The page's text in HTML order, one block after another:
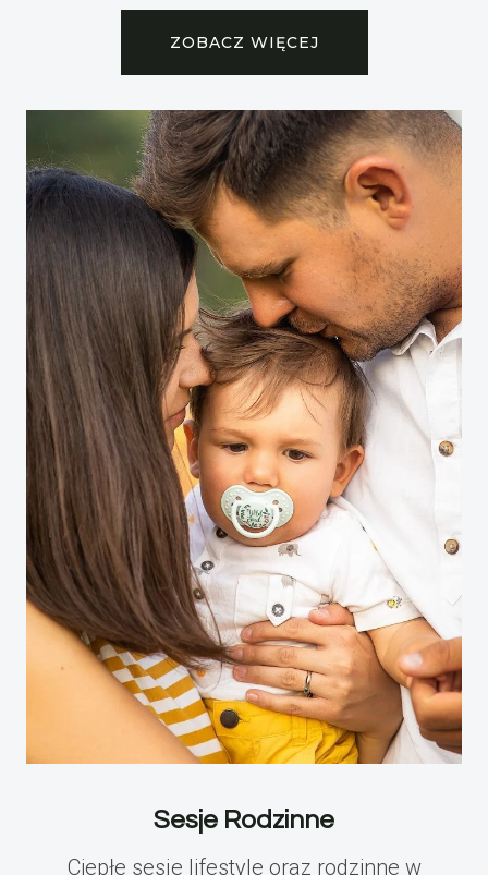
ZOBACZ WIĘCEJ
Sesje Rodzinne
Ciepłe sesje lifestyle oraz rodzinne w